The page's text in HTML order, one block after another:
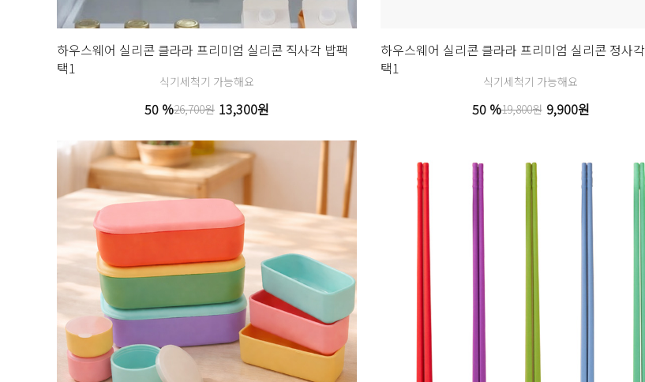
하우스웨어 실리콘 클라라 프리미엄 실리콘 직사각 밥팩
택1
식기세척기 가능해요
50 %26,700원 13,300원
하우스웨어 실리콘 클라라 프리미엄 실리콘 정사
택1
식기세척기 가능해요
50 %19,800원 9,900원